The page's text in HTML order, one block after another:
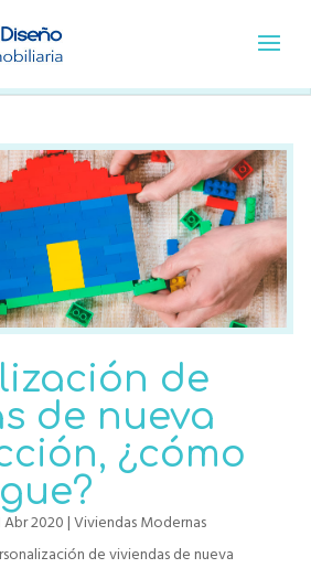
de
de nueva
¿cómo
Abr 2020|Viviendas Modernas
de viviendas de nueva